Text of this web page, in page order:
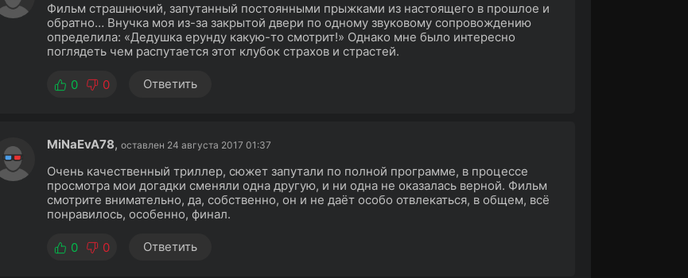
Фильм страшнючий, запутанный постоянными прыжками из настоящего в прошлое и
обратно… Внучка моя из-за закрытой двери по одному звуковому сопровождению
определила: «Дедушка ерунду какую-то смотрит!» Однако мне было интересно
поглядеть чем распутается этот клубок страхов и страстей.
0 0 Ответить
MiNaEvA78, оставлен 24 августа 2017 01:37
Очень качественный триллер, сюжет запутали по полной программе, в процессе
просмотра мои догадки сменяли одна другую, и ни одна не оказалась верной. Фильм
смотрите внимательно, да, собственно, он и не даёт особо отвлекаться, в общем, всё
понравилось, особенно, финал.
0 0 Ответить